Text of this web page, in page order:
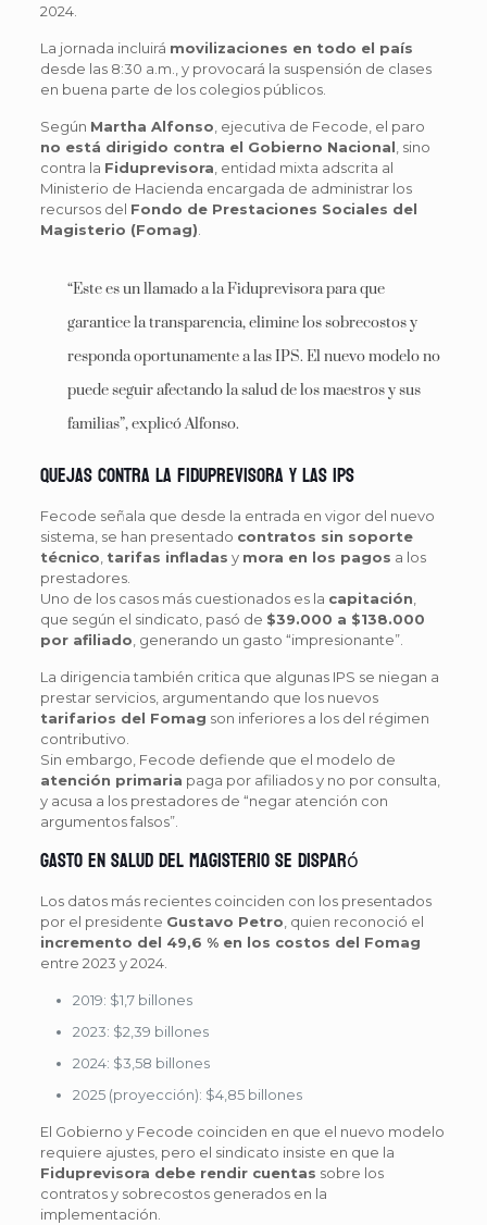
2024.
La jornada incluirá movilizaciones en todo el país
desde las 8:30 a.m., y provocará la suspensión de clases
en buena parte de los colegios públicos.
Según Martha Alfonso , ejecutiva de Fecode, el paro
no está dirigido contra el Gobierno Nacional , sino
contra la Fiduprevisora , entidad mixta adscrita al
Ministerio de Hacienda encargada de administrar los
recursos del Fondo de Prestaciones Sociales del
Magisterio (Fomag)
“Este es un llamado a la Fiduprevisora para que
garantice la transparencia, elimine los sobrecostos y
responda oportunamente a las IPS. El nuevo modelo no
puede seguir afectando la salud de los maestros y sus
familias”, explicó Alfonso.
Quejas contra la Fiduprevisora y las IPS
Fecode señala que desde la entrada en vigor del nuevo
sistema, se han presentado contratos sin soporte
técnico tarifas infladas y mora en los pagos a los
prestadores.
Uno de los casos más cuestionados es la capitación
que según el sindicato, pasó de $39.000 a $138.000
por afiliado , generando un gasto “impresionante”.
La dirigencia también critica que algunas IPS se niegan a
prestar servicios, argumentando que los nuevos
tarifarios del Fomag son inferiores a los del régimen
contributivo.
Sin embargo, Fecode defiende que el modelo de
atención primaria paga por afiliados y no por consulta,
y acusa a los prestadores de “negar atención con
argumentos falsos”.
Gasto en salud del magisterio se disparó
Los datos más recientes coinciden con los presentados
por el presidente Gustavo Petro , quien reconoció el
incremento del 49,6 % en los costos del Fomag
entre 2023 y 2024.
2019: $1,7 billones
2023: $2,39 billones
2024: $3,58 billones
2025 (proyección): $4,85 billones
El Gobierno y Fecode coinciden en que el nuevo modelo
requiere ajustes, pero el sindicato insiste en que la
Fiduprevisora debe rendir cuentas sobre los
contratos y sobrecostos generados en la
implementación.